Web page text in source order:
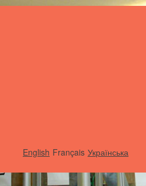
Українська
Français
English